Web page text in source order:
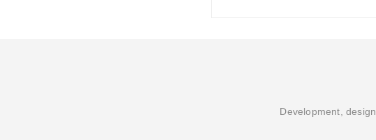
Development,